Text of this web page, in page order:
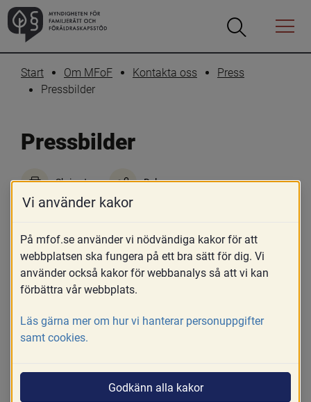
Öppna
Öppna
Menyn
Start Om MFoF Kontakta oss
Press
Pressbilder
Pressbilder
Skriv ut Dela
högupplöst version.
Vi använder kakor
På mfof.se använder vi nödvändiga kakor för att
webbplatsen ska fungera på ett bra sätt för dig. Vi
använder också kakor för webbanalys så att vi kan
förbättra vår webbplats.
Läs gärna mer om hur vi hanterar personuppgifter
samt cookies.
Godkänn alla kakor